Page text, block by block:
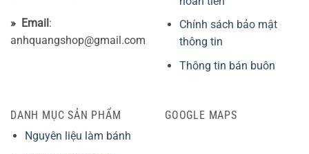
» Email:
anhquangshop@gmail.com
Chính sách bảo mật
thông tin
Thông tin bán buôn
DANH MỤC SẢN PHẨM
Nguyên liệu làm bánh
GOOGLE MAPS